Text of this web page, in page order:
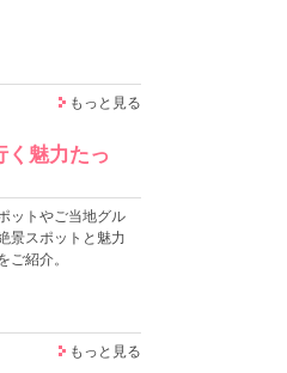
もっと見る
く魅力たっ
ットやご当地グル
景スポットと魅力
ご紹介。
もっと見る